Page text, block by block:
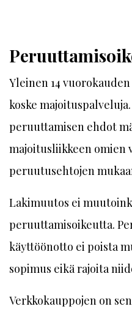
Yleinen 14
koske
peruuttamisen ehdot
majoitusliikkeen omien
peruutusehtojen
Lakimuutos ei
peruuttamisoikeutta.
käyttöönotto ei poista
sopimus eikä rajoita
Verkkokauppojen on